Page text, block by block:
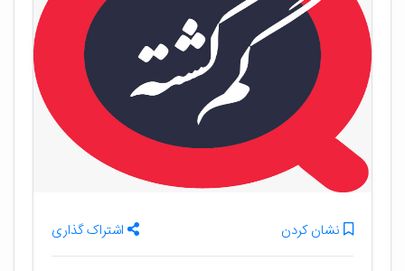
نشان کردن اشتراک گذاری